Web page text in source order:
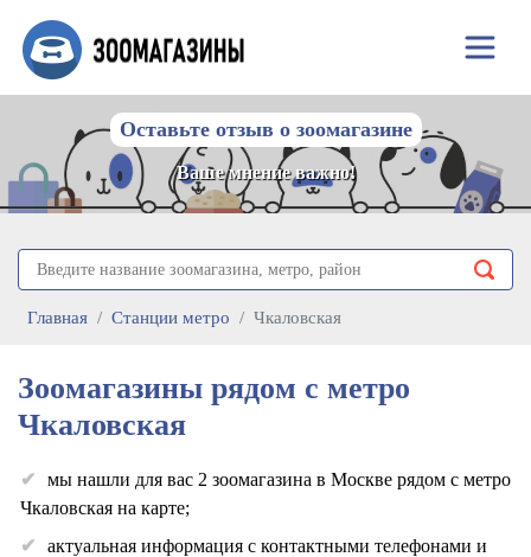
Оставьте отзыв о зоомагазине
Ваше мнение важно!
Главная Станции метро Чкаловская
Зоомагазины рядом с метро
Чкаловская
мы нашли для вас 2 зоомагазина в Москве рядом с метро
Чкаловская на карте;
актуальная информация с контактными телефонами и